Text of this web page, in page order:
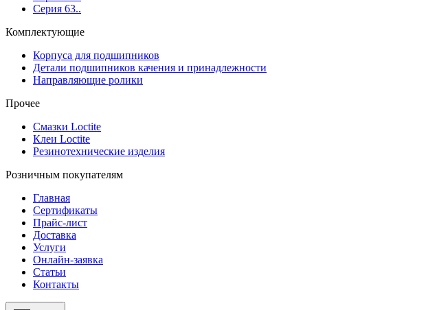
Серия 63..
Комплектующие
Корпуса для подшипников
Детали подшипников качения и принадлежности
Направляющие ролики
Прочее
Смазки Loctite
Клеи Loctite
Резинотехнические изделия
Розничным покупателям
Главная
Сертификаты
Прайс-лист
Доставка
Услуги
Онлайн-заявка
Статьи
Контакты